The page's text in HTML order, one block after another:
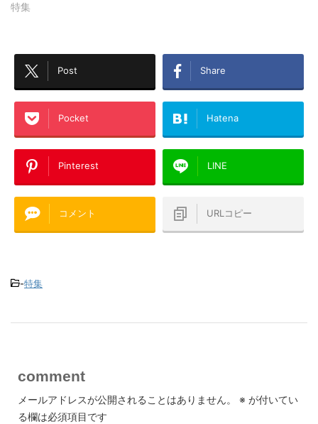
特集
Post Share
Pocket Hatena
Pinterest LINE
コメント URLコピー
-特集
comment
メールアドレスが公開されることはありません。 ※ が付いてい
る欄は必須項目です